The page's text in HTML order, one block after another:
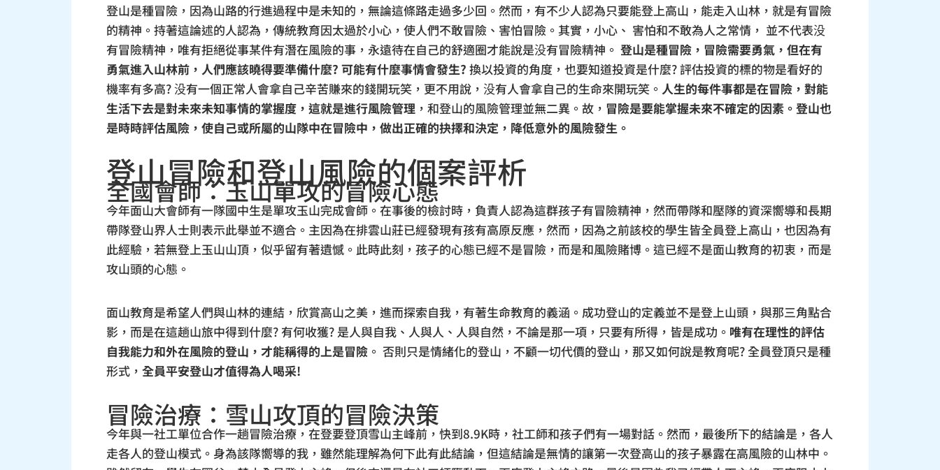
登山是種冒險，因為山路的行進過程中是未知的，無論這條路走過多少回。然而，有不少人認為只要能登上高山，能走入山林，就是有冒險
的精神。持著這論述的人認為，傳統教育因太過於小心，使人們不敢冒險、害怕冒險。其實，小心、 害怕和不敢為人之常情， 並不代表没
有冒險精神，唯有拒絕從事某件有潛在風險的事，永遠待在自己的舒適圈才能說是没有冒險精神。 登山是種冒險，冒險需要勇氣，但在有
勇氣進入山林前，人們應該曉得要準備什麼? 可能有什麼事情會發生? 換以投資的角度，也要知道投資是什麼? 評估投資的標的物是看好的
機率有多高? 没有一個正常人會拿自己辛苦賺來的錢開玩笑，更不用說，没有人會拿自己的生命來開玩笑。 人生的每件事都是在冒險，對能
生活下去是對未來未知事情的掌握度，這就是進行風險管理 ，和登山的風險管理並無二異。故， 冒險是要能掌握未來不確定的因素。登山也
是時時評估風險，使自己或所屬的山隊中在冒險中，做出正確的抉擇和決定，降低意外的風險發生。
登山冒險和登山風險的個案評析
全國會師：玉山單攻的冒險心態
今年面山大會師有一隊國中生是單攻玉山完成會師。在事後的檢討時，負責人認為這群孩子有冒險精神，然而帶隊和壓隊的資深嚮導和長期
帶隊登山界人士則表示此舉並不適合。主因為在排雲山莊已經發現有孩有高原反應，然而，因為之前該校的學生皆全員登上高山，也因為有
此經驗，若無登上玉山山頂，似乎留有著遺憾。此時此刻，孩子的心態已經不是冒險，而是和風險賭博。這已經不是面山教育的初衷，而是
攻山頭的心態。
面山教育是希望人們與山林的連結，欣賞高山之美，進而探索自我，有著生命教育的義涵。成功登山的定義並不是登上山頭，與那三角點合
影，而是在這趟山旅中得到什麼? 有何收獲? 是人與自我、人與人、人與自然，不論是那一項，只要有所得，皆是成功。 唯有在理性的評估
自我能力和外在風險的登山，才能稱得的上是冒險 。 否則只是情緒化的登山，不顧一切代價的登山，那又如何說是教育呢? 全員登頂只是種
形式， 全員平安登山才值得為人喝采!
冒險治療：雪山攻頂的冒險決策
今年與一社工單位合作一趟冒險治療，在登要登頂雪山主峰前，快到8.9K時，社工師和孩子們有一場對話。然而，最後所下的結論是，各人
走各人的登山模式。身為該隊嚮導的我，雖然能理解為何下此有此結論，但這結論是無情的讓第一次登高山的孩子暴露在高風險的山林中。